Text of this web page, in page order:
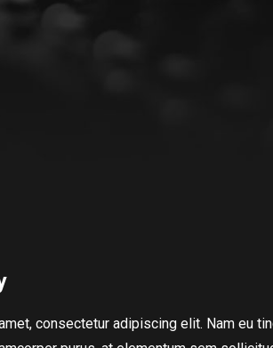
consectetur adipiscing elit. Nam eu